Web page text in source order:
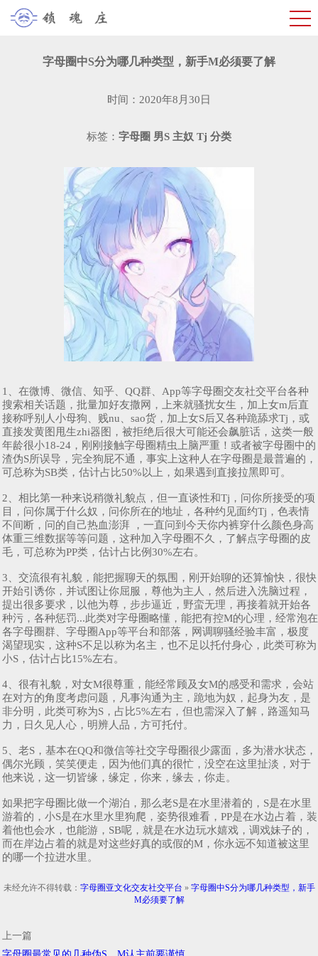
字母圈中S分为哪几种类型，新手M必须要了解
时间：2020年8月30日
标签： 字母圈 男S 主奴 Tj 分类
1、在微博、微信、知乎、QQ群、App等字母圈交友社交平台各种
搜索相关话题，批量加好友撒网，上来就骚扰女生，加上女m后直
接称呼别人小母狗、贱nu、sao货，加上女S后又各种跪舔求Tj，或
直接发黄图甩生zhi器图，被拒绝后很大可能还会飙脏话，这类一般
年龄很小18-24，刚刚接触字母圈精虫上脑严重！或者被字母圈中的
渣伪S所误导，完全狗屁不通，事实上这种人在字母圈是最普遍的，
可总称为SB类，估计占比50%以上，如果遇到直接拉黑即可。
2、相比第一种来说稍微礼貌点，但一直谈性和Tj，问你所接受的项
目，问你属于什么奴，问你所在的地址，各种约见面约Tj，色表情
不间断，问的自己热血澎湃 ，一直问到今天你内裤穿什么颜色身高
体重三维数据等等问题，这种加入字母圈不久，了解点字母圈的皮
毛，可总称为PP类，估计占比例30%左右。
3、交流很有礼貌，能把握聊天的氛围，刚开始聊的还算愉快，很快
开始引诱你，并试图让你屈服，尊他为主人，然后进入洗脑过程，
提出很多要求，以他为尊，步步逼近，野蛮无理，再接着就开始各
种污，各种惩罚...此类对字母圈略懂，能把有控M的心理，经常泡在
各字母圈群、字母圈App等平台和部落，网调聊骚经验丰富，极度
渴望现实，这种S不足以称为名主，也不足以托付身心，此类可称为
小S，估计占比15%左右。
4、很有礼貌，对女M很尊重，能经常顾及女M的感受和需求，会站
在对方的角度考虑问题，凡事沟通为主，跪地为奴，起身为友，是
非分明，此类可称为S，占比5%左右，但也需深入了解，路遥知马
力，日久见人心，明辨人品，方可托付。
5、老S，基本在QQ和微信等社交字母圈很少露面，多为潜水状态，
偶尔光顾，笑笑便走，因为他们真的很忙，没空在这里扯淡，对于
他来说，这一切皆缘，缘定，你来，缘去，你走。
如果把字母圈比做一个湖泊，那么老S是在水里潜着的，S是在水里
游着的，小S是在水里水里狗爬，姿势很难看，PP是在水边占着，装
着他也会水，也能游，SB呢，就是在水边玩水嬉戏，调戏妹子的，
而在岸边占着的就是对这些好真的或假的M，你永远不知道被这里
的哪一个拉进水里。
未经允许不得转载： 字母圈亚文化交友社交平台 » 字母圈中S分为哪几种类型，新手
M必须要了解
上一篇